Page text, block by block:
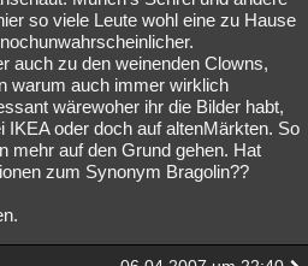
so viele Leute wohl eine zu Hause
auch zu den weinenden Clowns,
warum auch immer wirklich
wärewoher ihr die Bilder habt,
IKEA oder doch auf altenMärkten. So
mehr auf den Grund gehen. Hat
zum Synonym Bragolin??